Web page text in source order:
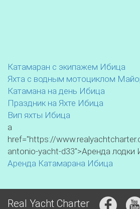
Катамаран с экипажем Ибица
Яхта с водным мотоциклом
Катамана на день Ибица
Праздник на Яхте Ибица
Вип яхты Ибица
a
href="https://
antonio-yacht-d33">Аренда лодки
Аренда Катамарана Ибица
Real Yacht Charter